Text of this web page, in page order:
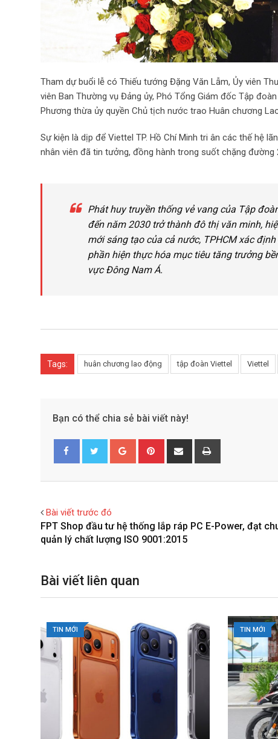
Tham dự buổi lễ có Thiếu tướng Đặng Văn Lẫm, Ủy viên
viên Ban Thường vụ Đảng ủy, Phó Tổng Giám đốc Tập
Phương thừa ủy quyền Chủ tịch nước trao Huân chương
Sự kiện là dịp để Viettel TP. Hồ Chí Minh tri ân các thế hệ
nhân viên đã tin tưởng, đồng hành trong suốt chặng đường
Phát huy truyền thống vẻ vang của Tập
đến năm 2030 trở thành đô thị văn minh,
mới sáng tạo của cả nước, TPHCM xác
phần hiện thực hóa mục tiêu tăng trưởng
vực Đông Nam Á.
Tags: huân chương lao động tập đoàn Viettel Viettel
Bạn có thể chia sẻ bài viết này!
o
+
i
r
e
h
r
Bài viết trước đó
FPT Shop đầu tư hệ thống lắp ráp PC E-Power, đạt
quản lý chất lượng ISO 9001:2015
Bài viết liên quan
TIN MỚI TIN MỚI